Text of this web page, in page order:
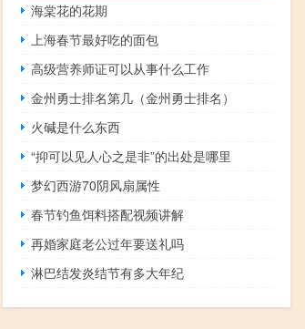
海棠花的花期
上海春节最好吃的面包
高级营养师证可以从事什么工作
金州勇士排名第几（金州勇士排名）
火碱是什么东西
“抑可以见人心之是非”的出处是哪里
梦幻西游70阴风扇属性
春节钓鱼饵料搭配视频讲解
再婚家庭老公过年要送礼吗
淋巴结发炎结节有多大年纪